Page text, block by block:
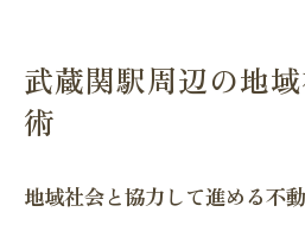
武蔵関駅周辺の地
術
地域社会と協力して進める不